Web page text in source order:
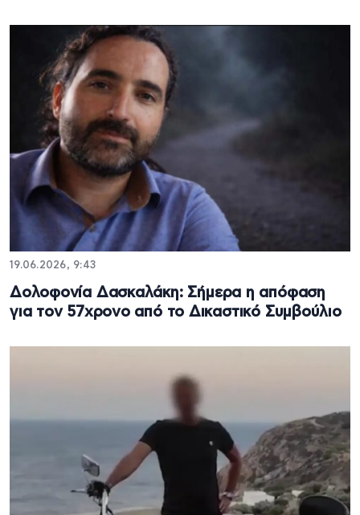
19.06.2026, 9:43
Δολοφονία Δασκαλάκη: Σήμερα η απόφαση
για τον 57χρονο από το Δικαστικό Συμβούλιο